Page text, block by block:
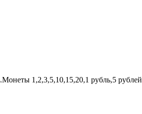
1,2,3,5,10,15,20,1 рубль,5 рублей